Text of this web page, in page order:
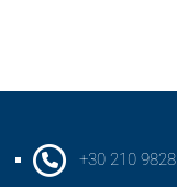
+30 210